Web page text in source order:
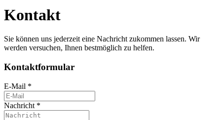
Kontakt
Sie können uns jederzeit eine Nachricht zukommen lassen. Wir
werden versuchen, Ihnen bestmöglich zu helfen.
Kontaktformular
E-Mail *
Nachricht *